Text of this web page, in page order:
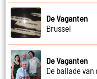
De Vaganten
Brussel
De Vaganten
De ballade